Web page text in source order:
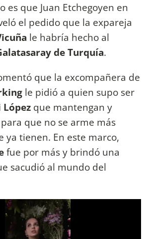
es que Juan Etchegoyen en
el pedido que la expareja
le habría hecho al
de Turquía.
que la excompañera de
le pidió a quien supo ser
López que mantengan y
que no se arme más
ya tienen. En este marco,
fue por más y brindó una
sacudió al mundo del